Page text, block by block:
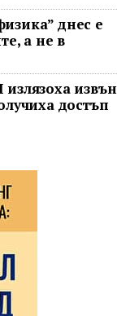
днес е
а не в
извън
достъп